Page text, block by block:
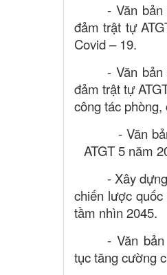
- Văn
đảm trật tự
Covid – 19.
- Văn
đảm trật tự
công tác
- Văn
ATGT 5 năm
- Xây
chiến lược
tầm nhìn 2045.
- Văn
tục tăng cường